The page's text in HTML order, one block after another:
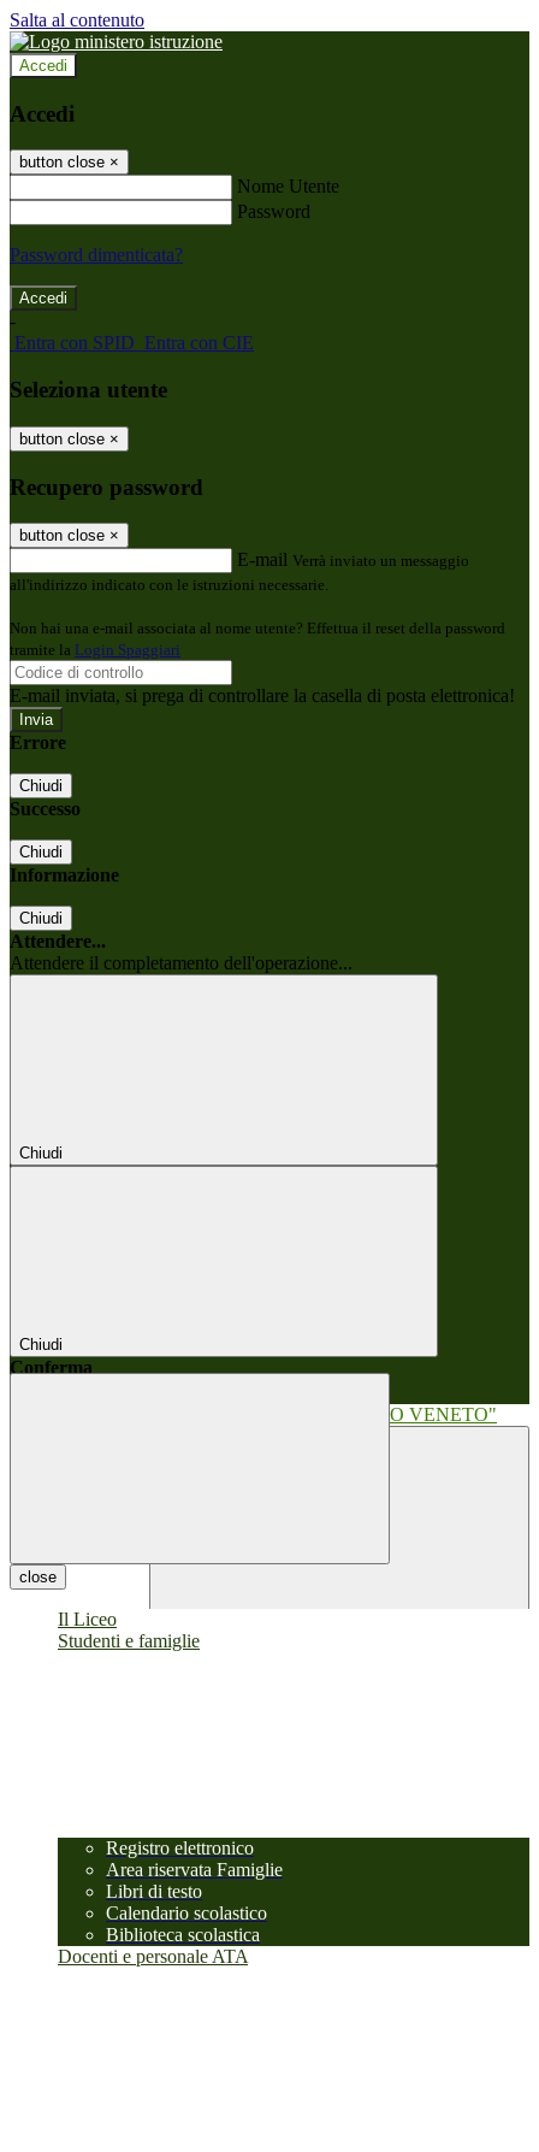
Salta al contenuto
Accedi
Accedi
button close ×
Nome Utente
Password
Password dimenticata?
-
Entra con SPID Entra con CIE
Seleziona utente
button close ×
Recupero password
button close ×
E-mail Verrà inviato un messaggio
all'indirizzo indicato con le istruzioni necessarie.
Non hai una e-mail associata al nome utente? Effettua il reset della password
tramite la Login Spaggiari
E-mail inviata, si prega di controllare la casella di posta elettronica!
Errore
Chiudi
Successo
Chiudi
Informazione
Chiudi
Attendere...
Attendere il completamento dell'operazione...
Chiudi
Chiudi
Conferma
close
Il Liceo
Studenti e famiglie
Registro elettronico
Area riservata Famiglie
Libri di testo
Calendario scolastico
Biblioteca scolastica
Docenti e personale ATA